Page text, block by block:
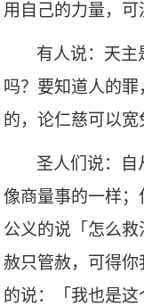
用自己的力量，
有人说：天主
吗？要知道人的
的，论仁慈可以
圣人们说：自
像商量事的一样
公义的说「怎么
赦只管赦，可得
的说：「我也是